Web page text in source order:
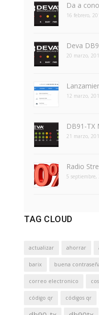
Da a
16 febrero,
Deva
20 marzo,
12 marzo,
DB91-TX
21 marzo,
Radio
5 septiembre,
TAG CLOUD
actualizar ahorrar
barix buena
correo electronico
código qr códigos qr